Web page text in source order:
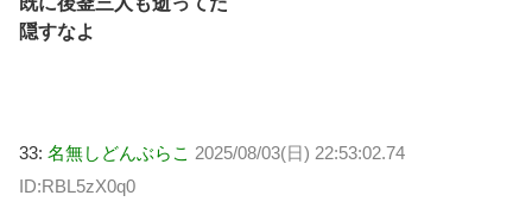
隠すなよ
33: 名無しどんぶらこ 2025/08/03(日) 22:53:02.74
ID:RBL5zX0q0